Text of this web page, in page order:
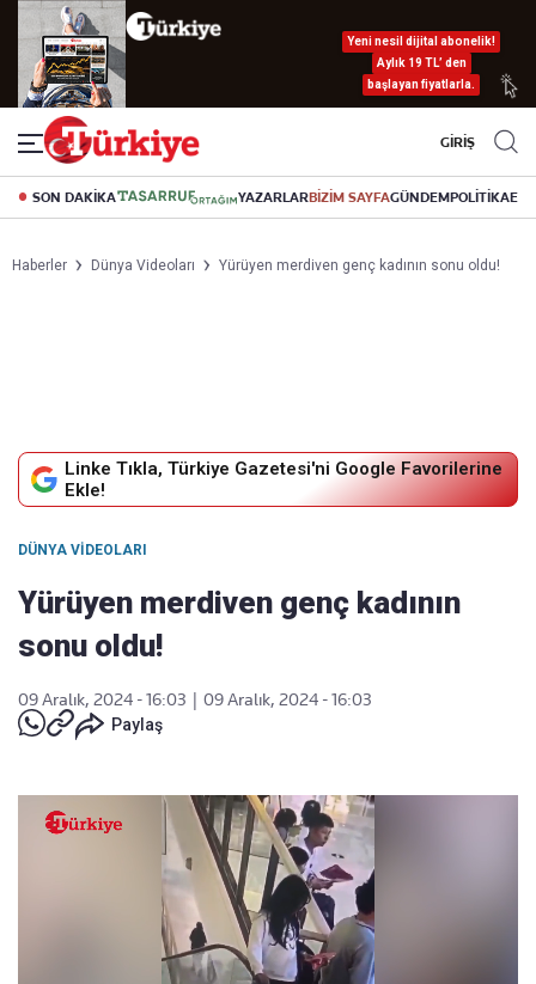
Yeni nesil dijital abonelik!
Aylık 19 TL’ den
başlayan fiyatlarla.
GİRİŞ
SON DAKİKA YAZARLARBİZİM SAYFAGÜNDEMPOLİTİKA
Haberler Dünya Videoları Yürüyen merdiven genç kadının sonu oldu!
Linke Tıkla, Türkiye Gazetesi'ni Google Favorilerine
Ekle!
DÜNYA VIDEOLARI
Yürüyen merdiven genç kadının
sonu oldu!
09 Aralık, 2024 - 16:03
09 Aralık, 2024 - 16:03
Paylaş